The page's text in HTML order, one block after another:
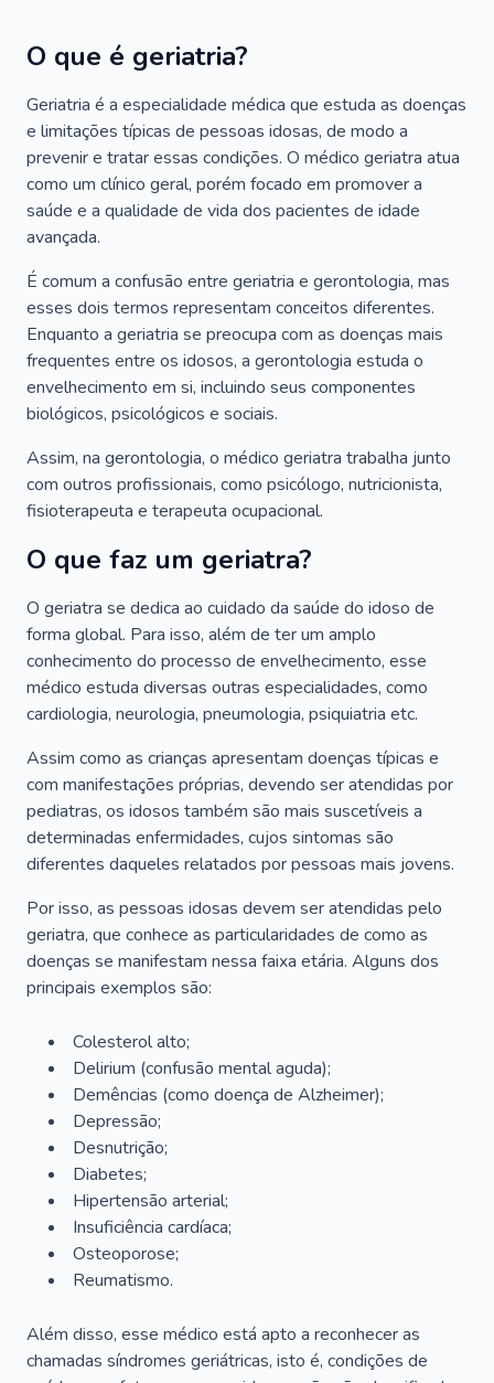
O que é geriatria?
Geriatria é a especialidade médica que estuda as doenças
e limitações típicas de pessoas idosas, de modo a
prevenir e tratar essas condições. O médico geriatra atua
como um clínico geral, porém focado em promover a
saúde e a qualidade de vida dos pacientes de idade
avançada.
É comum a confusão entre geriatria e gerontologia, mas
esses dois termos representam conceitos diferentes.
Enquanto a geriatria se preocupa com as doenças mais
frequentes entre os idosos, a gerontologia estuda o
envelhecimento em si, incluindo seus componentes
biológicos, psicológicos e sociais.
Assim, na gerontologia, o médico geriatra trabalha junto
com outros profissionais, como psicólogo, nutricionista,
fisioterapeuta e terapeuta ocupacional.
O que faz um geriatra?
O geriatra se dedica ao cuidado da saúde do idoso de
forma global. Para isso, além de ter um amplo
conhecimento do processo de envelhecimento, esse
médico estuda diversas outras especialidades, como
cardiologia, neurologia, pneumologia, psiquiatria etc.
Assim como as crianças apresentam doenças típicas e
com manifestações próprias, devendo ser atendidas por
pediatras, os idosos também são mais suscetíveis a
determinadas enfermidades, cujos sintomas são
diferentes daqueles relatados por pessoas mais jovens.
Por isso, as pessoas idosas devem ser atendidas pelo
geriatra, que conhece as particularidades de como as
doenças se manifestam nessa faixa etária. Alguns dos
principais exemplos são:
Colesterol alto;
Delirium (confusão mental aguda);
Demências (como doença de Alzheimer);
Depressão;
Desnutrição;
Diabetes;
Hipertensão arterial;
Insuficiência cardíaca;
Osteoporose;
Reumatismo.
Além disso, esse médico está apto a reconhecer as
chamadas síndromes geriátricas, isto é, condições de